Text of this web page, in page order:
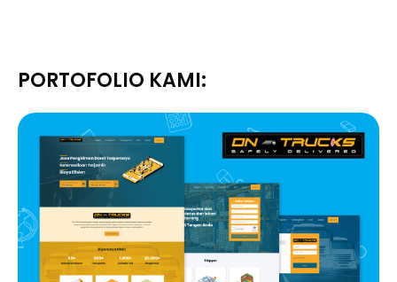
PORTOFOLIO KAMI: